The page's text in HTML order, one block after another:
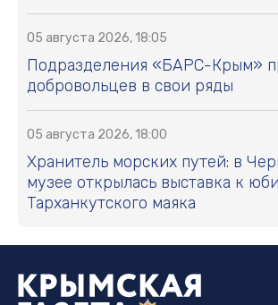
05 августа 2026, 18:05
Подразделения «БАРС-Крым»
добровольцев в свои ряды
05 августа 2026, 18:00
Хранитель морских путей: в
музее открылась выставка к
Тарханкутского маяка